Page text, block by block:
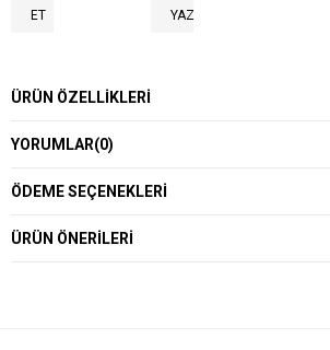
ET YAZ
ÜRÜN ÖZELLIKLERI
YORUMLAR(0)
ÖDEME SEÇENEKLERI
ÜRÜN ÖNERILERI